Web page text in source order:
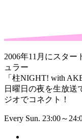
2006年11月にスタ
ュラー
「柱NIGHT! with
日曜日の夜を生放送
ジオでコネクト！
Every Sun. 23:00～